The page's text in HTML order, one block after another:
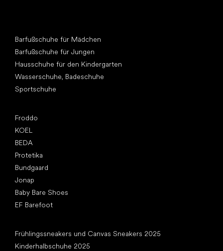
Barfußschuhe für Mädchen
Barfußschuhe für Jungen
Hausschuhe für den Kindergarten
Wasserschuhe, Badeschuhe
Sportschuhe
Froddo
KOEL
BEDA
Protetika
Bundgaard
Jonap
Baby Bare Shoes
EF Barefoot
Frühlingssneakers und Canvas Sneakers 2025
Kinderhalbschuhe 2025